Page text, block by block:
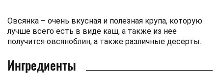
Овсянка – очень вкусная и полезная крупа, которую
лучше всего есть в виде каш, а также из нее
получится овсяноблин, а также различные десерты.
Ингредиенты